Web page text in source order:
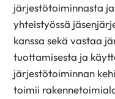
järjestötoiminnasta
yhteistyössä
kanssa sekä vastaa
tuottamisesta ja
järjestötoiminnan
toimii